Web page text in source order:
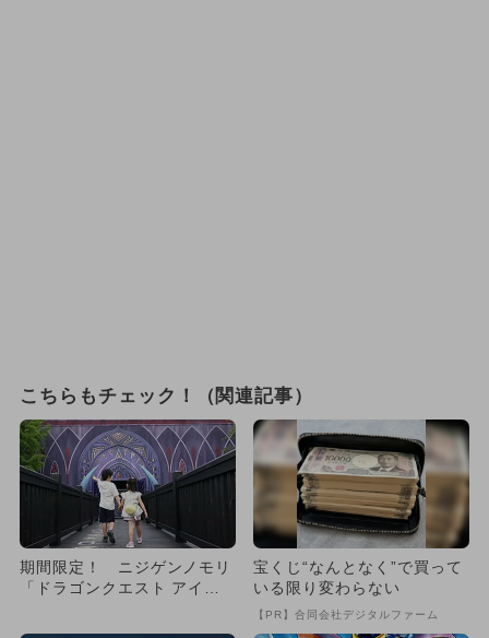
こちらもチェック！（関連記事）
期間限定！ ニジゲンノモリ
「ドラゴンクエスト アイラ
宝くじ“なんとなく”で買って
いる限り変わらない
【PR】合同会社デジタルファーム